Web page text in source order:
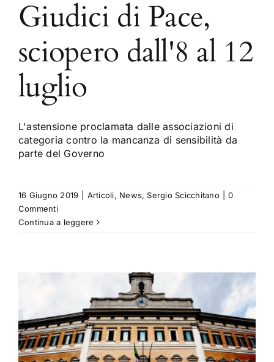
Giudici di Pace,
sciopero dall'8 al 12
luglio
L'astensione proclamata dalle associazioni di
categoria contro la mancanza di sensibilità da
parte del Governo
16 Giugno 2019 Articoli, News,Sergio Scicchitano
0
Commenti
Continua a leggere